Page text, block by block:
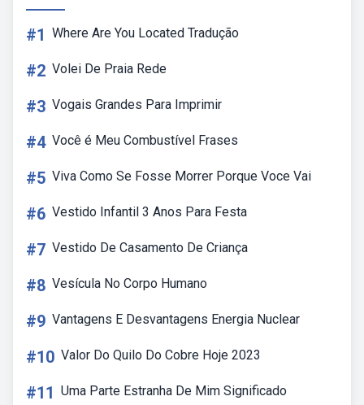
#1 Where Are You Located Tradução
#2 Volei De Praia Rede
#3 Vogais Grandes Para Imprimir
#4 Você é Meu Combustível Frases
#5 Viva Como Se Fosse Morrer Porque Voce Vai
#6 Vestido Infantil 3 Anos Para Festa
#7 Vestido De Casamento De Criança
#8 Vesícula No Corpo Humano
#9 Vantagens E Desvantagens Energia Nuclear
#10 Valor Do Quilo Do Cobre Hoje 2023
#11 Uma Parte Estranha De Mim Significado